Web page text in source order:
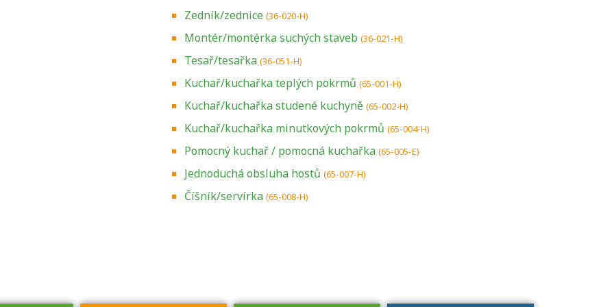
Zedník/zednice (36-020-H)
Montér/montérka suchých staveb (36-021-H)
Tesař/tesařka (36-051-H)
Kuchař/kuchařka teplých pokrmů (65-001-H)
Kuchař/kuchařka studené kuchyně (65-002-H)
Kuchař/kuchařka minutkových pokrmů (65-004-H)
Pomocný kuchař / pomocná kuchařka (65-005-E)
Jednoduchá obsluha hostů (65-007-H)
Číšník/servírka (65-008-H)
Zjistěte, jak se
přihlásit ke
U řady živností je